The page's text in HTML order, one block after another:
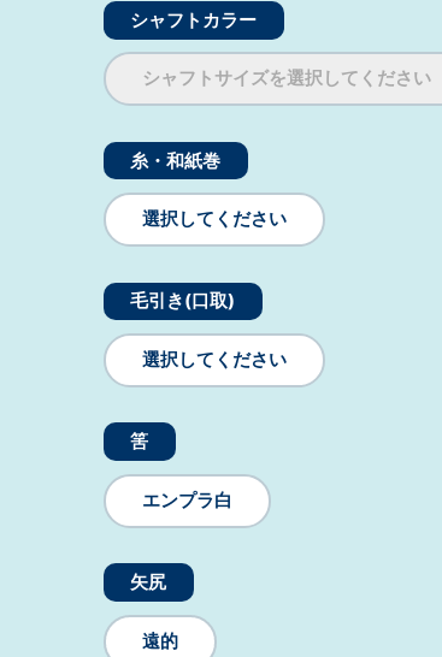
シャフトカラー
シャフトサイズを選択してください
糸・和紙巻
選択してください
毛引き(口取)
選択してください
筈
エンプラ白
矢尻
遠的